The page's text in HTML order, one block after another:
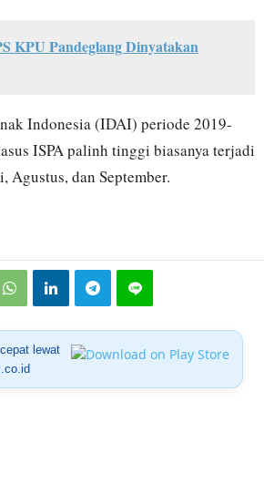
KPU Pandeglang Dinyatakan
Indonesia (IDAI) periode 2019-
ISPA palinh tinggi biasanya terjadi
Agustus, dan September.
lewat